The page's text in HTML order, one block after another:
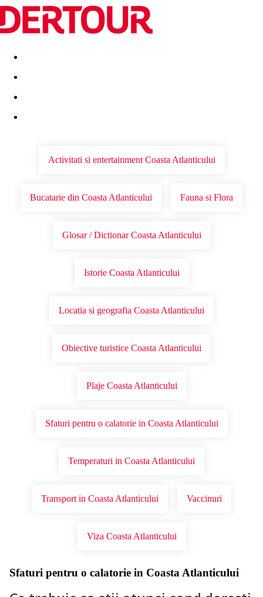
Destinatii Vacanta perfecta OFERTE DE NERATAT
Activitati si entertainment Coasta Atlanticului
Bucatarie din Coasta Atlanticului Fauna si Flora
Glosar / Dictionar Coasta Atlanticului
Istorie Coasta Atlanticului
Locatia si geografia Coasta Atlanticului
Obiective turistice Coasta Atlanticului
Plaje Coasta Atlanticului
Sfaturi pentru o calatorie in Coasta Atlanticului
Temperaturi in Coasta Atlanticului
Transport in Coasta Atlanticului Vaccinuri
Viza Coasta Atlanticului
Sfaturi pentru o calatorie in Coasta Atlanticului